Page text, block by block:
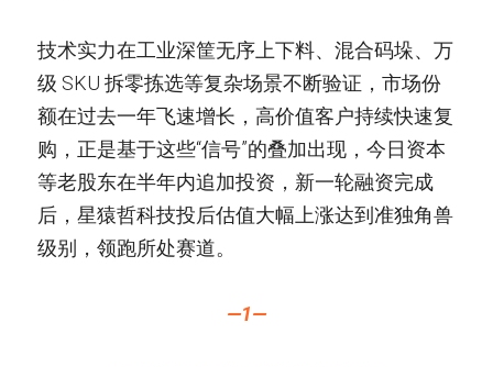
技术实力在工业深筐无序上下料、混合码垛、万
级 SKU 拆零拣选等复杂场景不断验证，市场份
额在过去一年飞速增长，高价值客户持续快速复
购，正是基于这些“信号”的叠加出现，今日资本
等老股东在半年内追加投资，新一轮融资完成
后，星猿哲科技投后估值大幅上涨达到准独角兽
级别，领跑所处赛道。
—1—